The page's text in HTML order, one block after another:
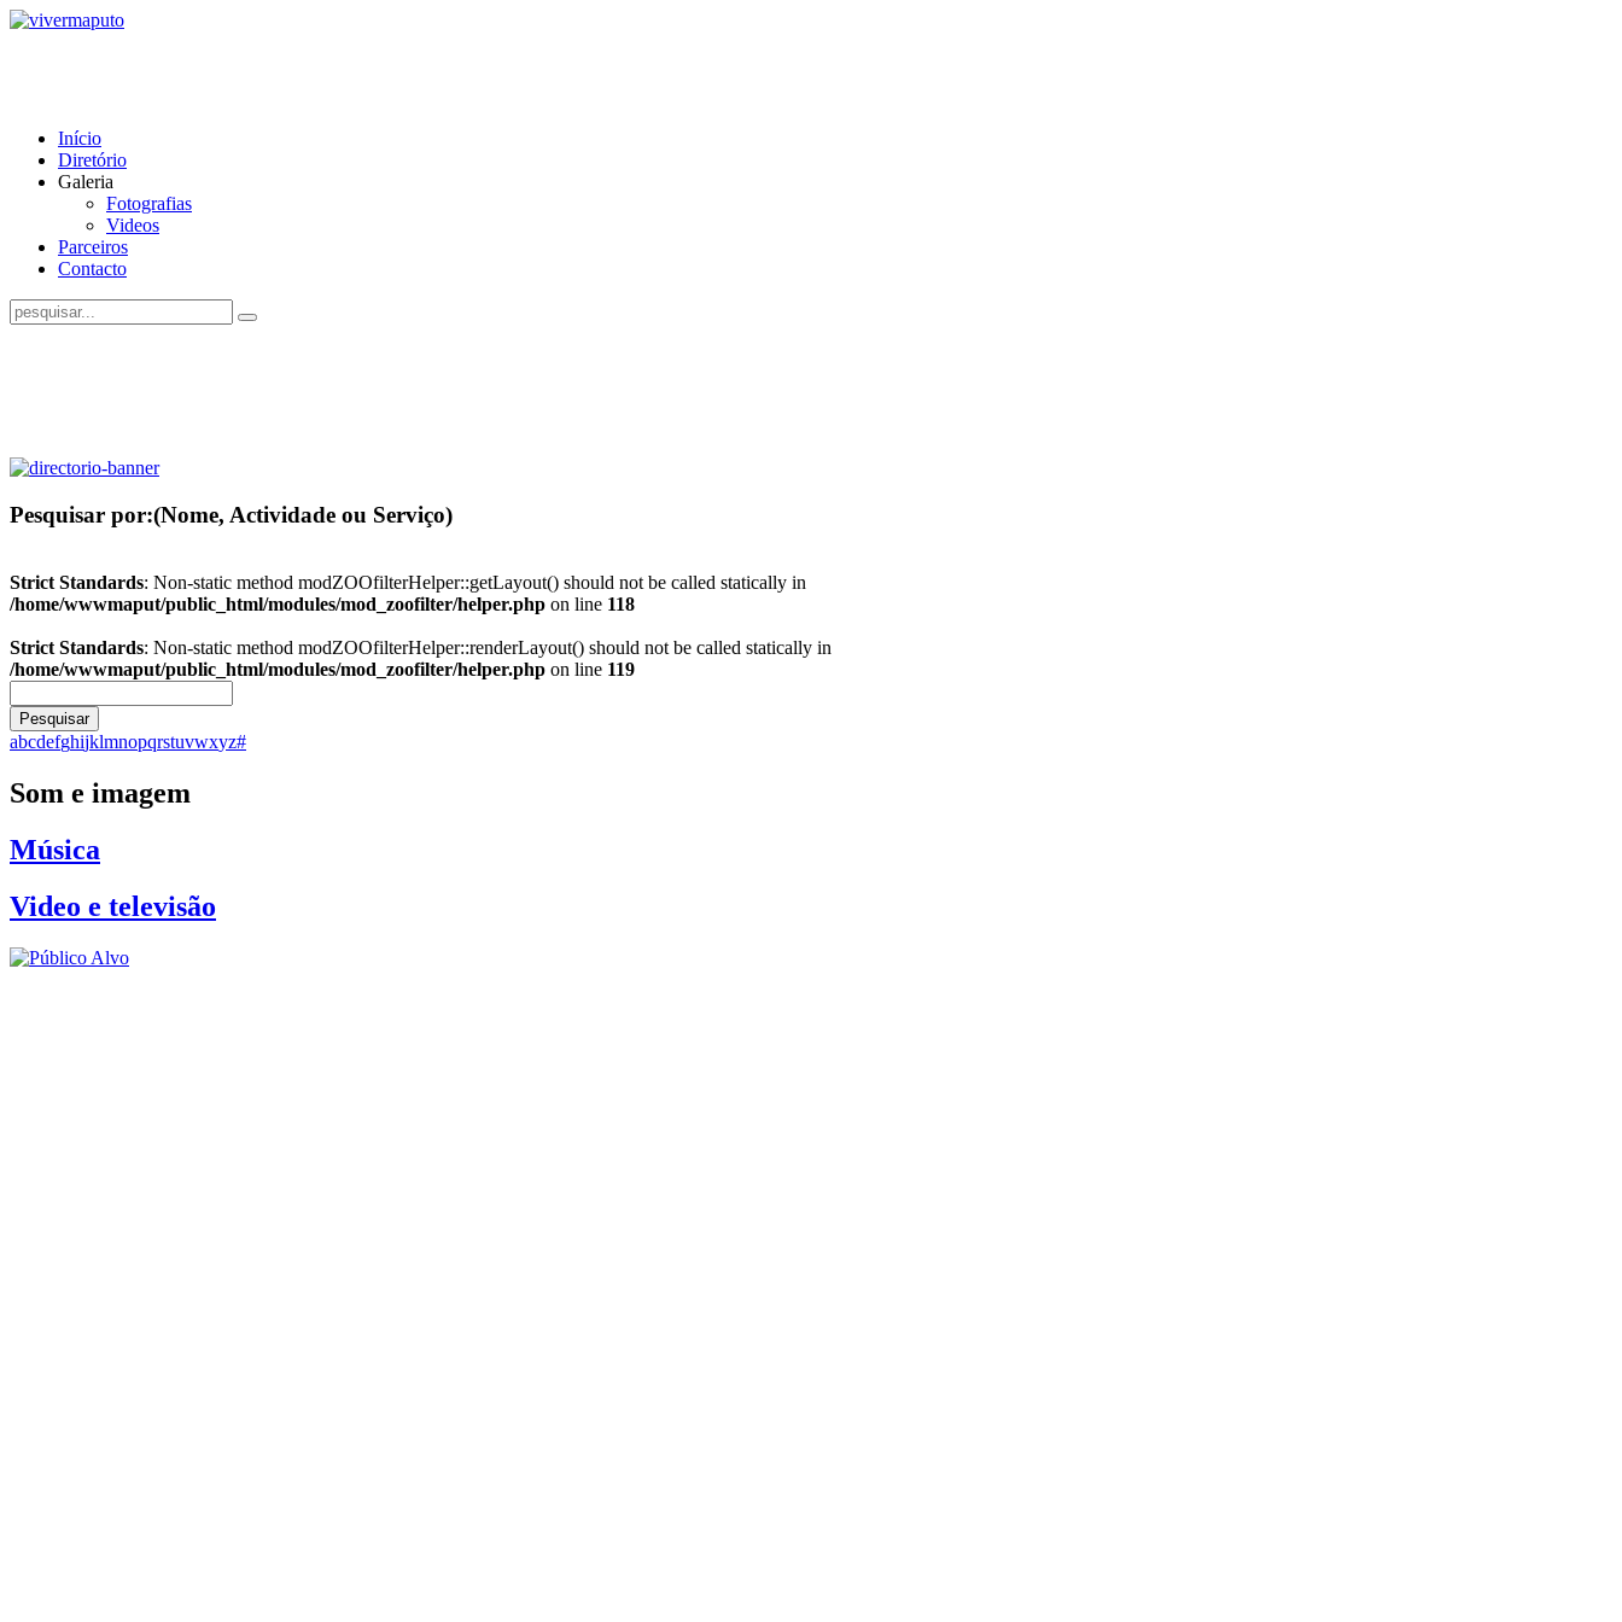
Início
Diretório
Galeria
Fotografias
Videos
Parceiros
Contacto
Pesquisar por:(Nome, Actividade ou Serviço)
Strict Standards: Non-static method modZOOfilterHelper::getLayout() should not be called statically in
/home/wwwmaput/public_html/modules/mod_zoofilter/helper.php on line 118
Strict Standards: Non-static method modZOOfilterHelper::renderLayout() should not be called statically in
/home/wwwmaput/public_html/modules/mod_zoofilter/helper.php on line 119
Pesquisar
abcdefghijklmnopqrstuvwxyz#
Som e imagem
Música
Video e televisão